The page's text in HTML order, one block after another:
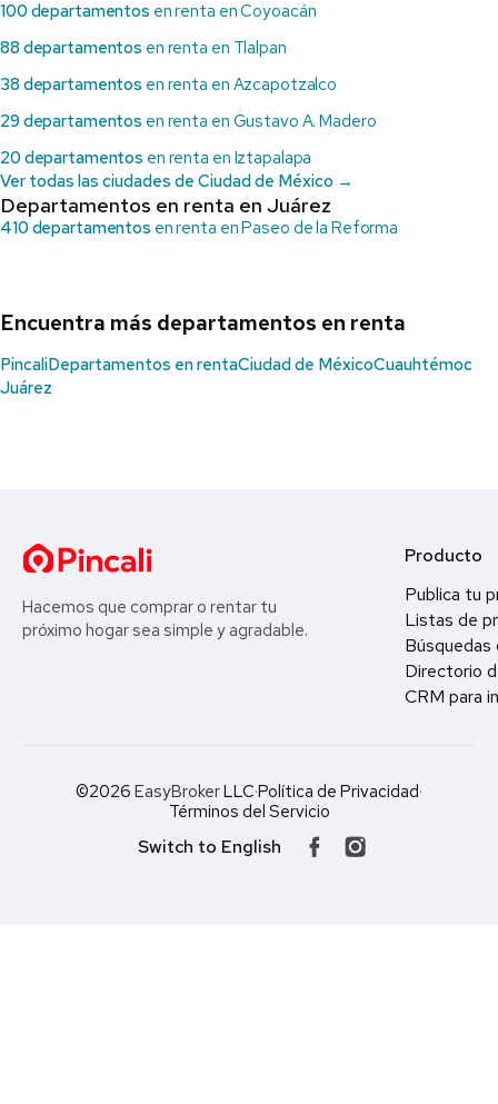
100 departamentos en renta en Coyoacán
88 departamentos en renta en Tlalpan
38 departamentos en renta en Azcapotzalco
29 departamentos en renta en Gustavo A. Madero
20 departamentos en renta en Iztapalapa
Ver todas las ciudades de Ciudad de México →
Departamentos en renta en Juárez
410 departamentos en renta en Paseo de la Reforma
Encuentra más departamentos en renta
PincaliDepartamentos en rentaCiudad de MéxicoCuauhtémoc
Juárez
Hacemos que comprar o rentar tu
próximo hogar sea simple y agradable.
Producto
Publica tu
Listas de
Búsquedas
Directorio
CRM para
©2026 EasyBrokerLLC·Política de Privacidad·
Términos del Servicio
Switch to English